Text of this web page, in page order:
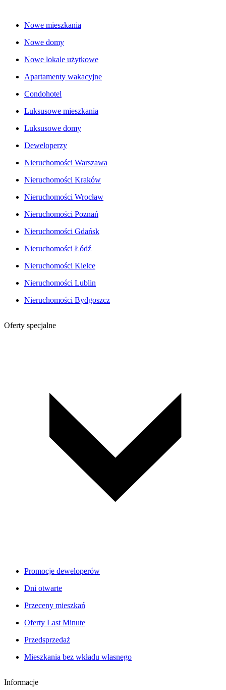
Nowe mieszkania
Nowe domy
Nowe lokale użytkowe
Apartamenty wakacyjne
Condohotel
Luksusowe mieszkania
Luksusowe domy
Deweloperzy
Nieruchomości Warszawa
Nieruchomości Kraków
Nieruchomości Wrocław
Nieruchomości Poznań
Nieruchomości Gdańsk
Nieruchomości Łódź
Nieruchomości Kielce
Nieruchomości Lublin
Nieruchomości Bydgoszcz
Oferty specjalne
Promocje deweloperów
Dni otwarte
Przeceny mieszkań
Oferty Last Minute
Przedsprzedaż
Mieszkania bez wkładu własnego
Informacje